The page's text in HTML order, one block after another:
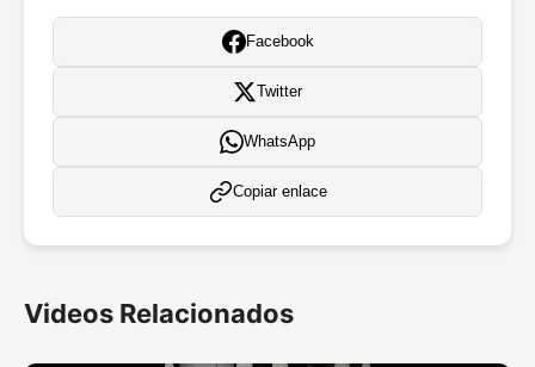
Facebook
Twitter
WhatsApp
Copiar enlace
Videos Relacionados